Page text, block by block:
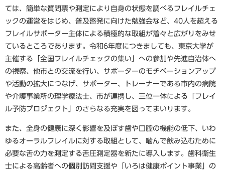
ては、簡単な質問票や測定により自身の状態を調べるフレイルチェ
ックの運営をはじめ、普及啓発に向けた勉強会など、40人を超える
フレイルサポーター主体による積極的な取組が着々と広がりをみせ
ているところであります。令和6年度につきましても、東京大学が
主催する「全国フレイルチェックの集い」への参加や先進自治体へ
の視察、他市との交流を行い、サポーターのモチベーションアップ
や活動の拡大につなげ、サポーター、トレーナーである市内の病院
や介護事業所の理学療法士、市が連携し、三位一体による「フレイ
ル予防プロジェクト」のさらなる充実を図ってまいります。
また、全身の健康に深く影響を及ぼす歯や口腔の機能の低下、いわ
ゆるオーラルフレイルに対する取組として、噛んで飲み込むために
必要な舌の力を測定する舌圧測定器を新たに導入します。歯科衛生
士による高齢者への個別訪問支援や「いろは健康ポイント事業」の